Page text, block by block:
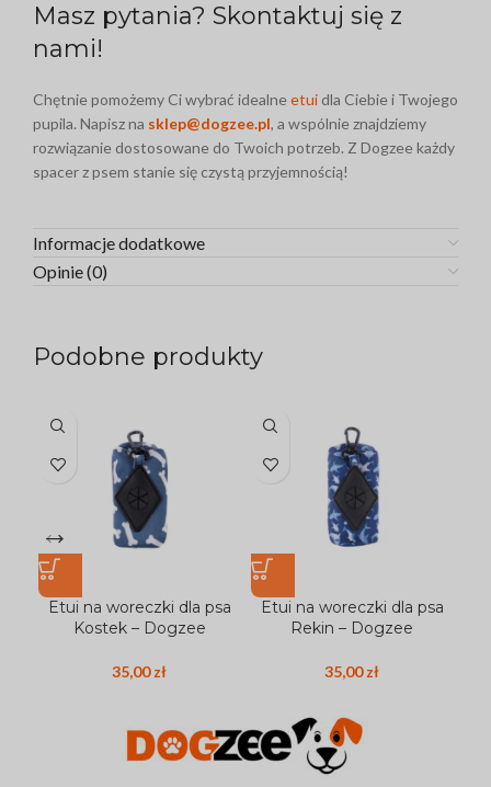
Masz pytania? Skontaktuj się z
nami!
Chętnie pomożemy Ci wybrać idealne etui dla Ciebie i Twojego
pupila. Napisz na sklep@dogzee.pl, a wspólnie znajdziemy
rozwiązanie dostosowane do Twoich potrzeb. Z Dogzee każdy
spacer z psem stanie się czystą przyjemnością!
Informacje dodatkowe
Opinie (0)
Podobne produkty
Etui na woreczki dla psa
Kostek – Dogzee
35,00zł
Etui na woreczki dla psa
Rekin – Dogzee
35,00zł